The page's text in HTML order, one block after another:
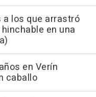
a los que arrastró
en una
en Verín
caballo